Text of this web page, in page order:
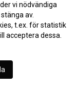
2023-01-17 11:54
2023-01-16 16:16
2023-01-13 14:04
vi nödvändiga
av.
t.ex. för statistik
acceptera dessa.